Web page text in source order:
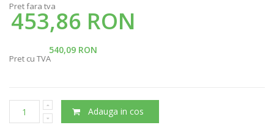
Pret fara tva
453,86 RON
540,09 RON
Pret cu TVA
Adauga in cos